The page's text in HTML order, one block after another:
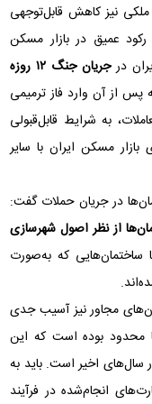
نیز کاهش قابل‌توجهی
عمیق در بازار مسکن
درجریان جنگ ۱۲ روزه
پس از آن وارد فاز ترمیمی
به شرایط قابل‌قبولی
مسکن ایران با سایر
در جریان حملات گفت:
از نظر اصول شهرسازی
ساختمان‌هایی که به‌صورت
مجاور نیز آسیب جدی
محدود بوده است که این
سال‌های اخیر است. باید به
انجام‌شده در فرآیند